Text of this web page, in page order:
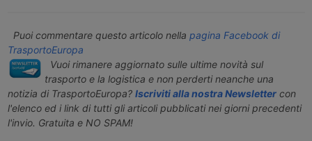
Puoi commentare questo articolo nella pagina Facebook di
TrasportoEuropa
Vuoi rimanere aggiornato sulle ultime novità sul
trasporto e la logistica e non perderti neanche una
notizia di TrasportoEuropa? Iscriviti alla nostra Newslettercon
l'elenco ed i link di tutti gli articoli pubblicati nei giorni precedenti
l'invio. Gratuita e NO SPAM!